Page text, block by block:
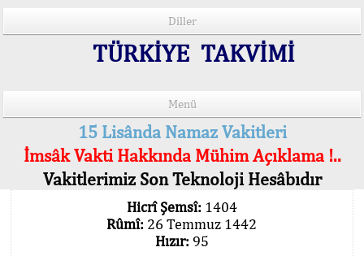
Diller
TÜRKİYE TAKVİMİ
Menü
15 Lisânda Namaz Vakitleri
İmsâk Vakti Hakkında Mühim Açıklama !..
Vakitlerimiz Son Teknoloji Hesâbıdır
Hicrî Şemsî: 1404
Rûmî: 26 Temmuz 1442
Hızır: 95